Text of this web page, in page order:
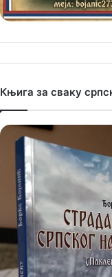
Књига за сваку